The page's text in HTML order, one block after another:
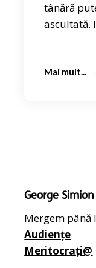
tânără
ascultată.
Mai mult...
George Simion
Mergem până
Audiențe
Meritocrați@